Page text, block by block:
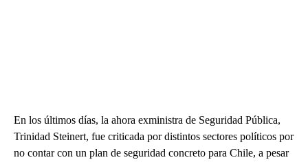
En los últimos días, la ahora exministra de Seguridad Pública,
Trinidad Steinert, fue criticada por distintos sectores políticos por
no contar con un plan de seguridad concreto para Chile, a pesar